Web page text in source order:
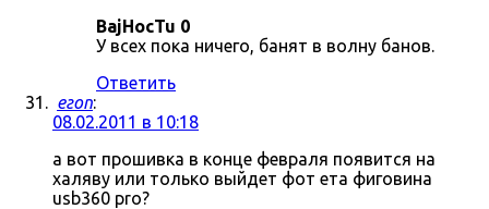
BajHocTu 0
У всех пока ничего, банят в волну банов.
Ответить
егоп:
08.02.2011 в 10:18
а вот прошивка в конце февраля появится на
халяву или только выйдет фот ета фиговина
usb360 pro?